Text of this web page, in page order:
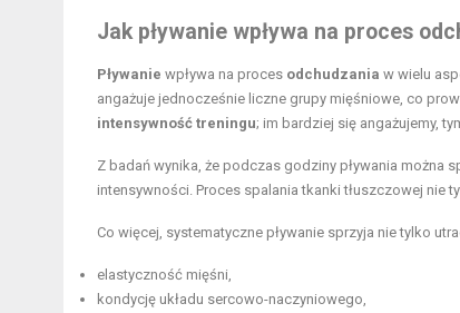
Jak pływanie wpływa na proces
Pływanie wpływa na proces odchudzania w wielu
angażuje jednocześnie liczne grupy mięśniowe, co
intensywność treningu; im bardziej się angażujemy,
Z badań wynika, że podczas godziny pływania można
intensywności. Proces spalania tkanki tłuszczowej nie
Co więcej, systematyczne pływanie sprzyja nie tylko
elastyczność mięśni,
kondycję układu sercowo-naczyniowego,